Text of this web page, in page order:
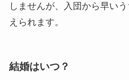
しませんが、入団から早い
えられます。
結婚はいつ？